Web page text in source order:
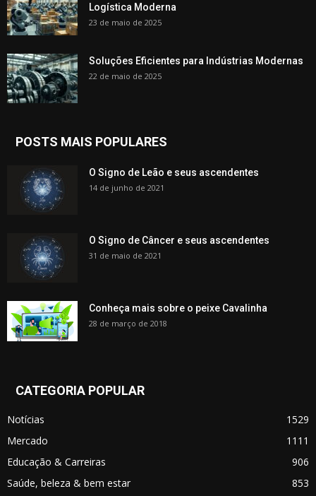
Logística Moderna
23 de maio de 2025
Soluções Eficientes para Indústrias Modernas
22 de maio de 2025
POSTS MAIS POPULARES
O Signo de Leão e seus ascendentes
14 de junho de 2021
O Signo de Câncer e seus ascendentes
31 de maio de 2021
Conheça mais sobre o peixe Cavalinha
28 de março de 2018
CATEGORIA POPULAR
Notícias
1529
Mercado
1111
Educação & Carreiras
906
Saúde, beleza & bem estar
853